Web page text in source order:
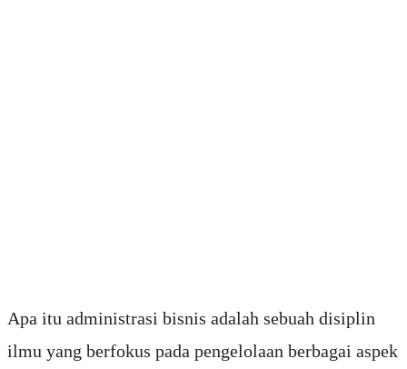
Apa itu administrasi bisnis adalah sebuah disiplin
ilmu yang berfokus pada pengelolaan berbagai aspek